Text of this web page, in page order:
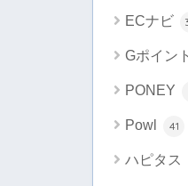
ECナビ
Gポイント
PONEY
Powl 41
ハピタス